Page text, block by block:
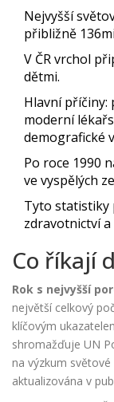
Nejvyšší
přibližně
V ČR vrchol
dětmi.
Hlavní
moderní
demografické
Po roce 1990
ve vyspělých
Tyto statistiky
zdravotnictví a
Co říkají
Rok s nejvyšší
největší celkový
klíčovým
shromažďuje UN
na výzkum
aktualizována v